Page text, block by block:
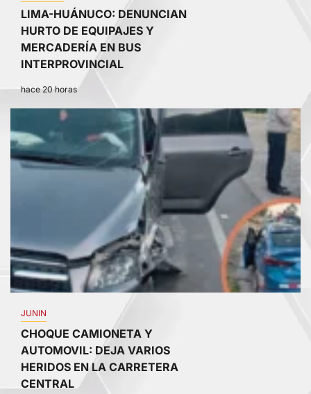
LIMA-HUÁNUCO: DENUNCIAN
HURTO DE EQUIPAJES Y
MERCADERÍA EN BUS
INTERPROVINCIAL
hace 20 horas
JUNIN
CHOQUE CAMIONETA Y
AUTOMOVIL: DEJA VARIOS
HERIDOS EN LA CARRETERA
CENTRAL